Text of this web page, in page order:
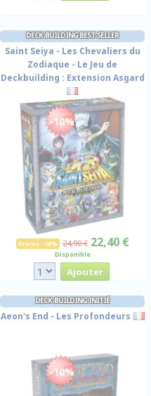
DECK-BUILDING BEST-SELLER
Saint Seiya - Les Chevaliers du
Zodiaque - Le Jeu de
Deckbuilding : Extension Asgard
-10%
Promo -10% 24,90 € 22,40 €
Disponible
DECK-BUILDING INITIÉ
Aeon's End - Les Profondeurs
-10%